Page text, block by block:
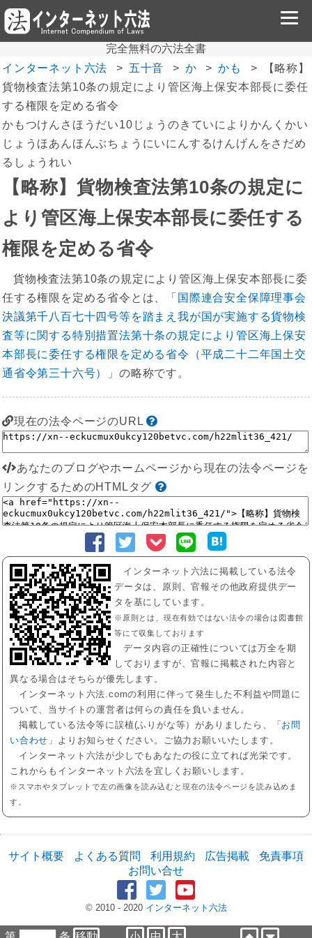
完全無料の六法全書
インターネット六法
五十音 か かも
【略称】
貨物検査法第10条の規定により管区海上保安本部長に委任
する権限を定める省令
かもつけんさほうだい10じょうのきていによりかんくかい
じょうほあんほんぶちょうにいにんするけんげんをさだめ
るしょうれい
【略称】貨物検査法第10条の規定に
より管区海上保安本部長に委任する
権限を定める省令
貨物検査法第10条の規定により管区海上保安本部長に委
任する権限を定める省令とは、「 国際連合安全保障理事会
決議第千八百七十四号等を踏まえ我が国が実施する貨物検
査等に関する特別措置法第十条の規定により管区海上保安
本部長に委任する権限を定める省令（平成二十二年国土交
通省令第三十六号）
」の略称です。
現在の法令ページのURL
あなたのブログやホームページから現在の法令ページを
リンクするためのHTMLタグ
インターネット六法に掲載している法令
データは、原則、官報その他政府提供デー
タを基にしています。
※原則とは、現在有効ではない法令の場合は図書館
等にて収集しております
データ内容の正確性については万全を期
しておりますが、官報に掲載された内容と
異なる場合はそちらが優先します。
インターネット六法.comの利用に伴って発生した不利益や問題に
ついて、当サイトの運営者は何らの責任を負いません。
掲載している法令等に誤植(ふりがな等）がありましたら、「 お問
い合わせ 」よりお知らせください。ご協力お願いいたします。
インターネット六法が少しでもあなたの役に立てれば光栄です。
これからもインターネット六法を宜しくお願いします。
※スマホやタブレットで左の画像を読み込むと現在の法令ページを読み込めま
す。
サイト概要 よくある質問 利用規約 広告掲載
免責事項
お問い合せ
© 2010 - 2020 インターネット六法